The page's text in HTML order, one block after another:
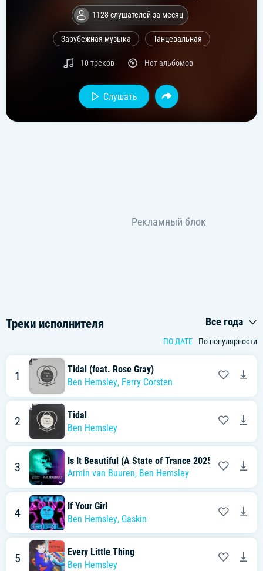
1128 слушателей за месяц
Зарубежная музыка Танцевальная
10 треков Нет альбомов
Слушать
Треки исполнителя Все года
ПО ДАТЕ По популярности
1
Tidal (feat. Rose Gray)
Ben Hemsley, Ferry Corsten
2
Tidal
Ben Hemsley
3
Is It Beautiful (A State of Trance 2025
Armin van Buuren, Ben Hemsley
4
If Your Girl
Ben Hemsley, Gaskin
5
Every Little Thing
Ben Hemsley